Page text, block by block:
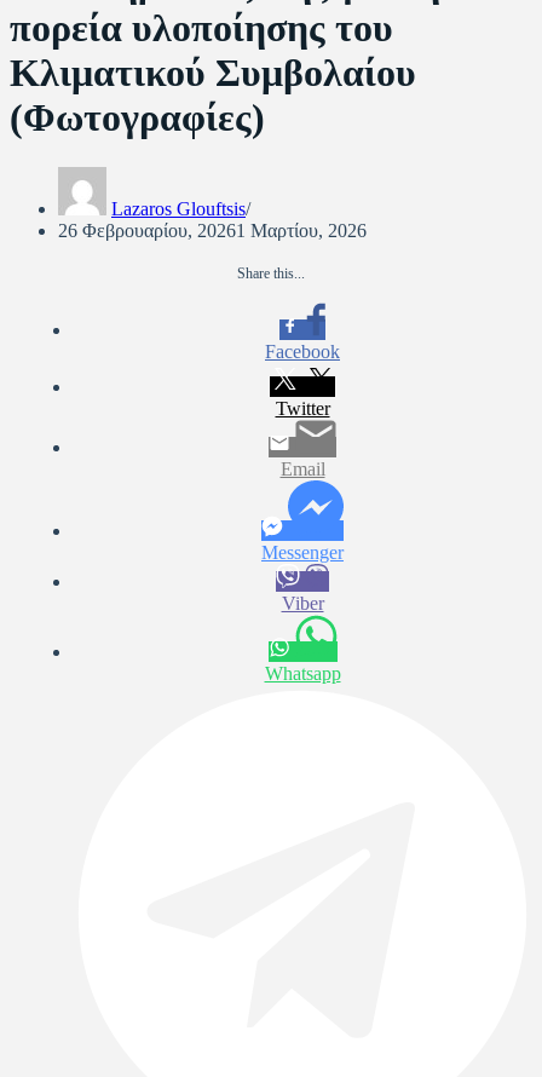
πορεία υλοποίησης του
Κλιματικού Συμβολαίου
(Φωτογραφίες)
Lazaros Glouftsis
26 Φεβρουαρίου, 20261 Μαρτίου, 2026
Share this...
Facebook
Twitter
Email
Messenger
Viber
Whatsapp